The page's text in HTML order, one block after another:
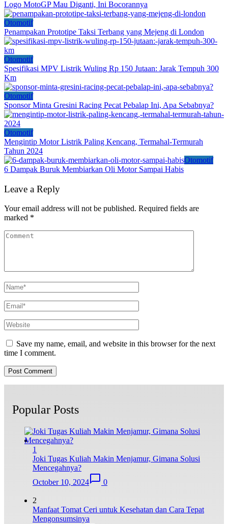
Logo MotoGP Mau Diganti, Ini Bocorannya
Otomotif
Penampakan Prototipe Taksi Terbang yang Mejeng di London
Otomotif
Spesifikasi MPV Listrik Wuling Rp 150 Jutaan: Jarak Tempuh 300
Km
Otomotif
Sponsor Minta Gresini Racing Pecat Pebalap Ini, Apa Sebabnya?
Otomotif
Mengintip Motor Listrik Paling Kencang, Termahal-Termurah
Tahun 2024
Otomotif
6 Dampak Buruk Membiarkan Oli Motor Sampai Habis
Leave a Reply
Your email address will not be published. Required fields are
marked *
Save my name, email, and website in this browser for the next
time I comment.
Popular Posts
1
Joki Tugas Kuliah Makin Menjamur, Gimana Solusi
Mencegahnya?
October 10, 2024
0
2
Manfaat Tomat Ceri untuk Kesehatan dan Cara Tepat
Mengonsumsinya